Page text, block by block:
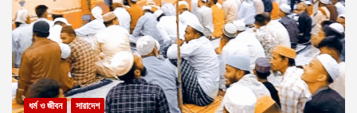
ধর্ম ও জীবন সারাদেশ